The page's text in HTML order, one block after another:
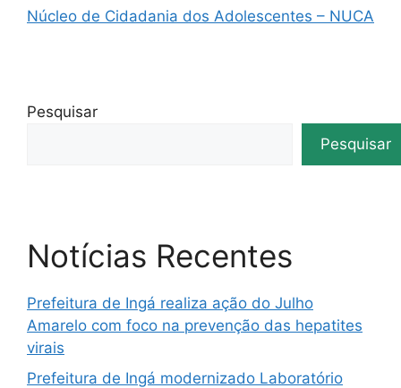
Núcleo de Cidadania dos Adolescentes – NUCA
Pesquisar
Pesquisar
Notícias Recentes
Prefeitura de Ingá realiza ação do Julho
Amarelo com foco na prevenção das hepatites
virais
Prefeitura de Ingá modernizado Laboratório